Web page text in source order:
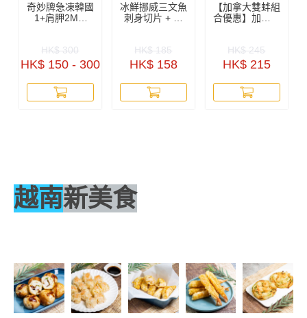
奇妙牌急凍韓國
1+肩胛2MM
ZBHCR003
HK$ 300
HK$ 150 - 300
冰鮮挪威三文魚
刺身切片 + 日
$185／SET, 組
合優惠$158／
SET)
【COM027A】
HK$ 185
HK$ 158
【加拿大雙蚌組
合優惠】加拿大
磅
HK$ 245
HK$ 215
越南新美食